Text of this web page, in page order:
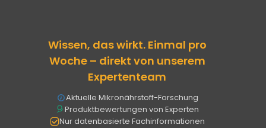
Wissen, das wirkt. Einmal pro
Woche – direkt von unserem
Expertenteam
Aktuelle Mikronährstoff-Forschung
Produktbewertungen von Experten
Nur datenbasierte Fachinformationen